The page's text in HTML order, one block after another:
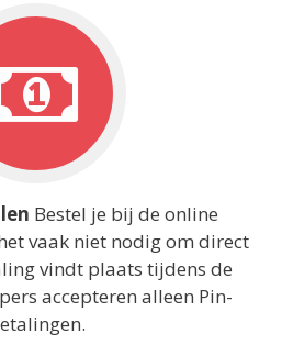
Bestel je bij de online
vaak niet nodig om direct
vindt plaats tijdens de
accepteren alleen Pin-